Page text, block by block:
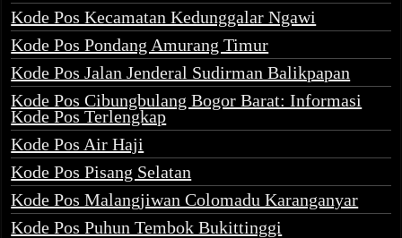
Kode Pos Kecamatan Kedunggalar Ngawi
Kode Pos Pondang Amurang Timur
Kode Pos Jalan Jenderal Sudirman Balikpapan
Kode Pos Cibungbulang Bogor Barat: Informasi
Kode Pos Terlengkap
Kode Pos Air Haji
Kode Pos Pisang Selatan
Kode Pos Malangjiwan Colomadu Karanganyar
Kode Pos Puhun Tembok Bukittinggi